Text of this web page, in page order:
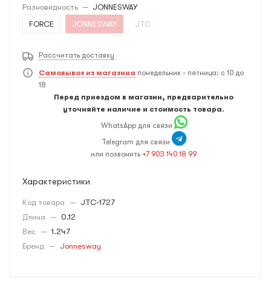
Разновидность — JONNESWAY
FORCE
JONNESWAY JTC
Рассчитать доставку
Самовывоз из магазина понедельник - пятница: с 10 до
18
Перед приездом в магазин, предварительно
уточняйте наличие и стоимость товара.
WhatsApp для связи
Telegram для связи
или позвонить +7 903 140 18 99
Характеристики
Код товара — JTC-1727
Длина — 0.12
Вес — 1.247
Бренд — Jonnesway